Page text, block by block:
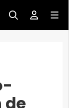
de